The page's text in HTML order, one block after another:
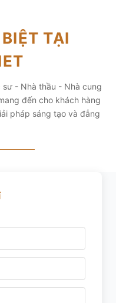
TẠI
sư - Nhà thầu - Nhà cung
đến cho khách hàng
pháp sáng tạo và đẳng